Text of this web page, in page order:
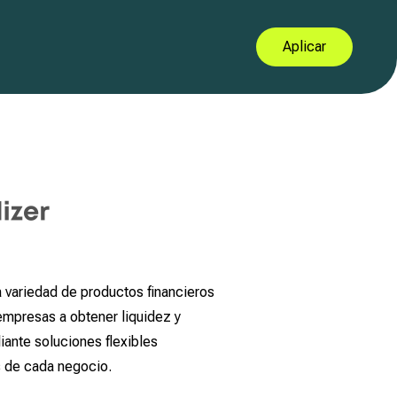
Aplicar
de productos financieros
a obtener liquidez y
soluciones flexibles
de cada negocio.